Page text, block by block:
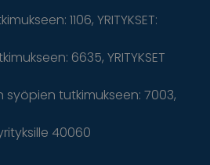
1106, YRITYKSET:
6635, YRITYKSET
tutkimukseen: 7003,
40060